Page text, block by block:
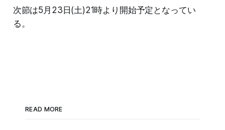
次節は5月23日(土)21時より開始予定となってい
る。
READ MORE